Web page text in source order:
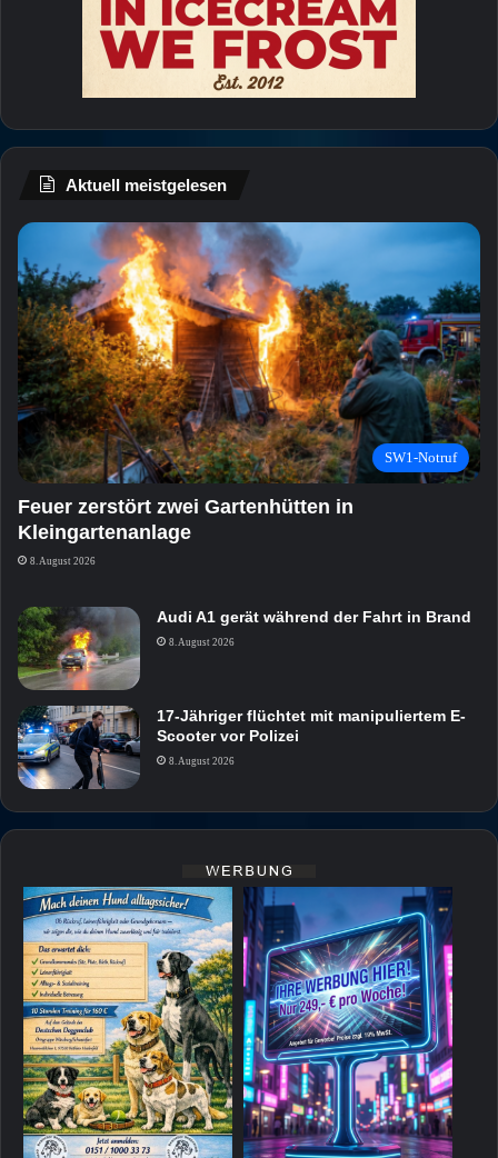
Aktuell meistgelesen
SW1-Notruf
Feuer zerstört zwei Gartenhütten in
Kleingartenanlage
8. August 2026
Audi A1 gerät während der Fahrt in Brand
8. August 2026
17-Jähriger flüchtet mit manipuliertem E-
Scooter vor Polizei
8. August 2026